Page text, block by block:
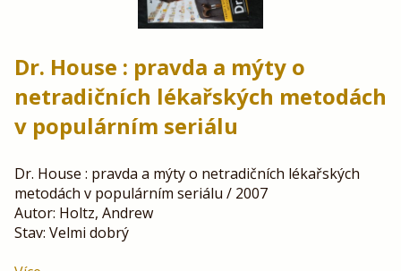
Dr. House : pravda a mýty o
netradičních lékařských metodách
v populárním seriálu
Dr. House : pravda a mýty o netradičních lékařských
metodách v populárním seriálu / 2007
Autor: Holtz, Andrew
Stav: Velmi dobrý